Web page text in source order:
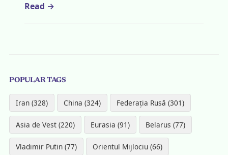
Read →
POPULAR TAGS
Iran (328) China (324) Federația Rusă (301)
Asia de Vest (220) Eurasia (91) Belarus (77)
Vladimir Putin (77) Orientul Mijlociu (66)